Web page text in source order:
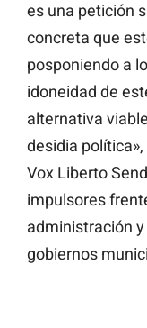
es una petición
concreta que
posponiendo a
idoneidad de
alternativa
desidia
Vox Liberto
impulsores
administración
gobiernos